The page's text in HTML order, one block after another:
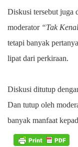
Diskusi tersebut juga
moderator “Tak
tetapi banyak
lipat dari perkiraan.
Diskusi ditutup
Dan tutup oleh
banyak manfaat